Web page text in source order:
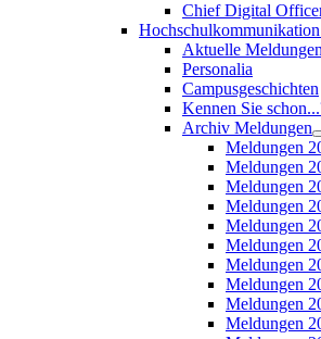
Chief Digital
Aktuelle Meldungen
Personalia
Campusgeschichten
Kennen Sie
Archiv Meldungen
Meldungen
Meldungen
Meldungen
Meldungen
Meldungen
Meldungen
Meldungen
Meldungen
Meldungen
Meldungen